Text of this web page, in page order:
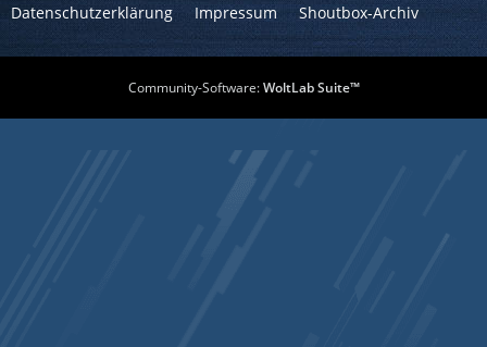
Datenschutzerklärung Impressum Shoutbox-Archiv
Community-Software:WoltLab Suite™